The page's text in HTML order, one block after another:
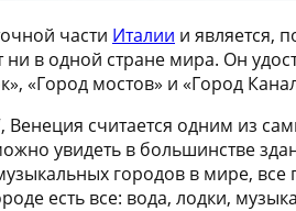
части Италии и является,
ни в одной стране мира. Он
«Город мостов» и «Город
Венеция считается одним из
увидеть в большинстве
городов в мире, все
есть все: вода, лодки,